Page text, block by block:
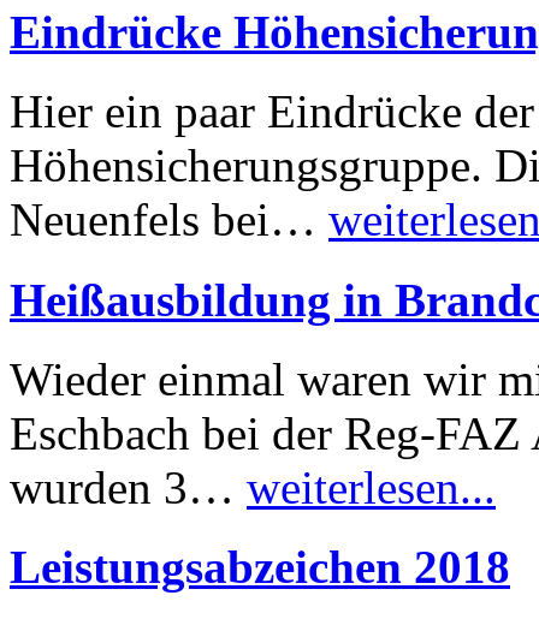
Eindrücke
Hier ein paar Eindrücke
Höhensicherungsgruppe.
Neuenfels bei…
Heißausbildung in
Wieder einmal waren wir
Eschbach bei der Reg-
wurden 3… weiterlesen...
Leistungsabzeichen 2018